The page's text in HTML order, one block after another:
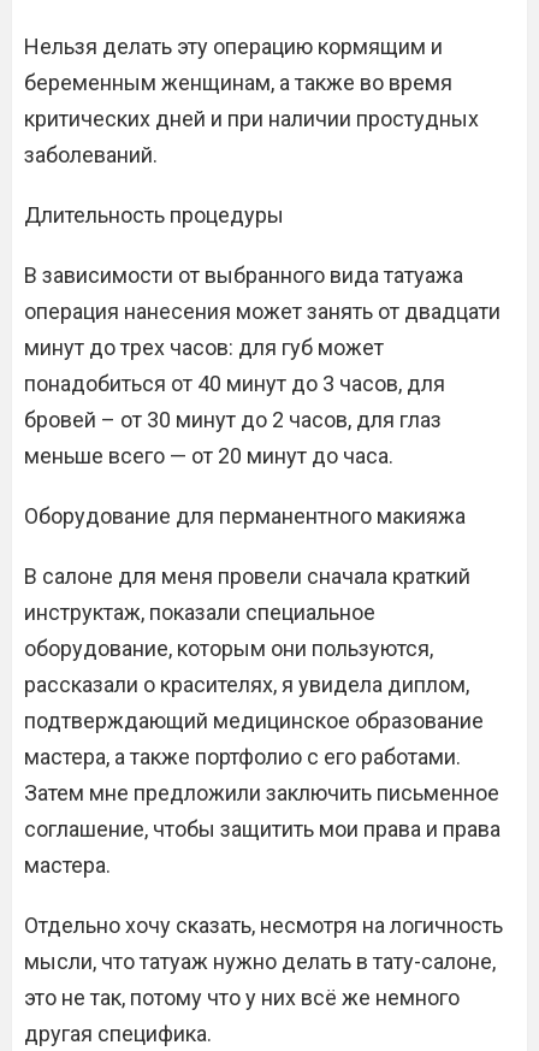
Нельзя делать эту операцию кормящим и
беременным женщинам, а также во время
критических дней и при наличии простудных
заболеваний.
Длительность процедуры
В зависимости от выбранного вида татуажа
операция нанесения может занять от двадцати
минут до трех часов: для губ может
понадобиться от 40 минут до 3 часов, для
бровей – от 30 минут до 2 часов, для глаз
меньше всего — от 20 минут до часа.
Оборудование для перманентного макияжа
В салоне для меня провели сначала краткий
инструктаж, показали специальное
оборудование, которым они пользуются,
рассказали о красителях, я увидела диплом,
подтверждающий медицинское образование
мастера, а также портфолио с его работами.
Затем мне предложили заключить письменное
соглашение, чтобы защитить мои права и права
мастера.
Отдельно хочу сказать, несмотря на логичность
мысли, что татуаж нужно делать в тату-салоне,
это не так, потому что у них всё же немного
другая специфика.